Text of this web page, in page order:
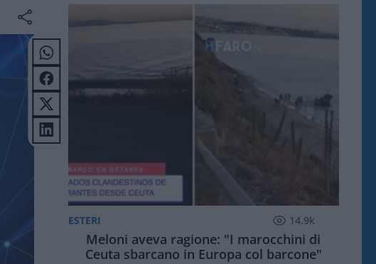
ESTERI 14.9k
Meloni aveva ragione: "I marocchini di
Ceuta sbarcano in Europa col barcone"